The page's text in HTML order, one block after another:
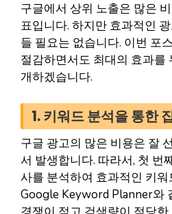
구글에서 상위 노출은 많은
표입니다. 하지만 효과적인
들 필요는 없습니다. 이번 포
절감하면서도 최대의 효과를
개하겠습니다.
1. 키워드 분석을 통한
구글 광고의 많은 비용은 잘
서 발생합니다. 따라서, 첫 번
사를 분석하여 효과적인 키
Google Keyword Planner와